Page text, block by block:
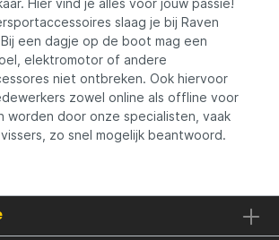
te plaatsen en net zo
weer te verwijderen wanneer je
wilt opbergen of
SP
is daarmee de ideale
voor iedereen die meer
en gebruiksgemak uit zijn
wil halen. Belangrijkste
voor veilig varen
demonteren Ideaal voor
Hier vind je alles voor jouw passie!
slaag je bij Raven
een dagje op de boot mag een
elektromotor of andere
niet ontbreken. Ook hiervoor
zowel online als offline voor
worden door onze specialisten, vaak
zo snel mogelijk beantwoord.